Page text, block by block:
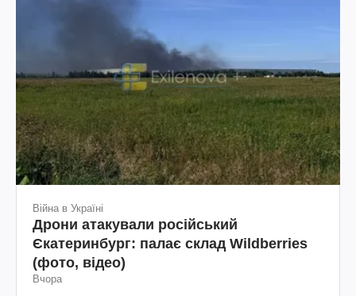
Війна в Україні
Дрони атакували російський
Єкатеринбург: палає склад Wildberries
(фото, відео)
Вчора